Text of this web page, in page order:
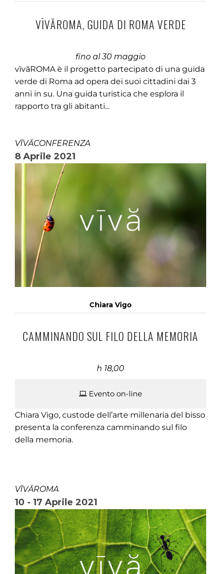
VĪVĂROMA, GUIDA DI ROMA VERDE
fino al 30 maggio
vīvăROMA è il progetto partecipato di una guida
verde di Roma ad opera dei suoi cittadini dai 3
anni in su. Una guida turistica che esplora il
rapporto tra gli abitanti...
VĪVĂCONFERENZA
8 Aprile 2021
Chiara Vigo
CAMMINANDO SUL FILO DELLA MEMORIA
h 18,00
Evento on-line
Chiara Vigo, custode dell’arte millenaria del bisso
presenta la conferenza camminando sul filo
della memoria.
VĪVĂROMA
10 - 17 Aprile 2021